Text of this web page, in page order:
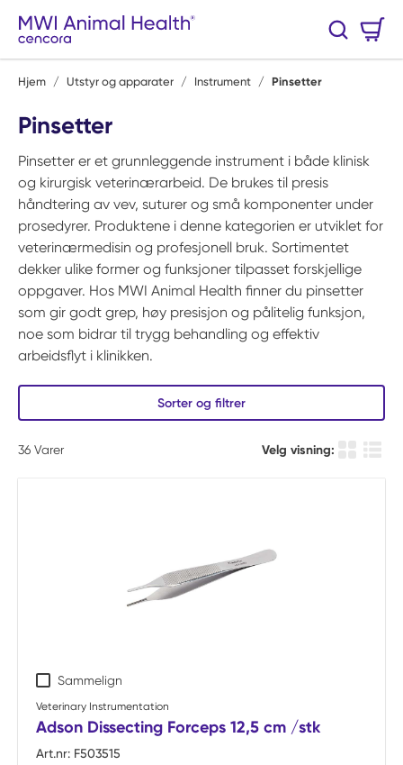
Hopp til hovedinnhold
Søk
Hjem / Utstyr og apparater / Instrument / Pinsetter
Pinsetter
Pinsetter er et grunnleggende instrument i både klinisk
og kirurgisk veterinærarbeid. De brukes til presis
håndtering av vev, suturer og små komponenter under
prosedyrer. Produktene i denne kategorien er utviklet for
veterinærmedisin og profesjonell bruk. Sortimentet
dekker ulike former og funksjoner tilpasset forskjellige
oppgaver. Hos MWI Animal Health finner du pinsetter
som gir godt grep, høy presisjon og pålitelig funksjon,
noe som bidrar til trygg behandling og effektiv
arbeidsflyt i klinikken.
Sorter og filtrer
36 Varer Velg visning:
Sammelign
Veterinary Instrumentation
Adson Dissecting Forceps 12,5 cm /stk
Art.nr: F503515